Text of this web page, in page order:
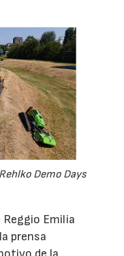
Demo Days
Reggio Emilia
prensa